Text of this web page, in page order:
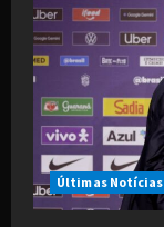
Últimas Notícias